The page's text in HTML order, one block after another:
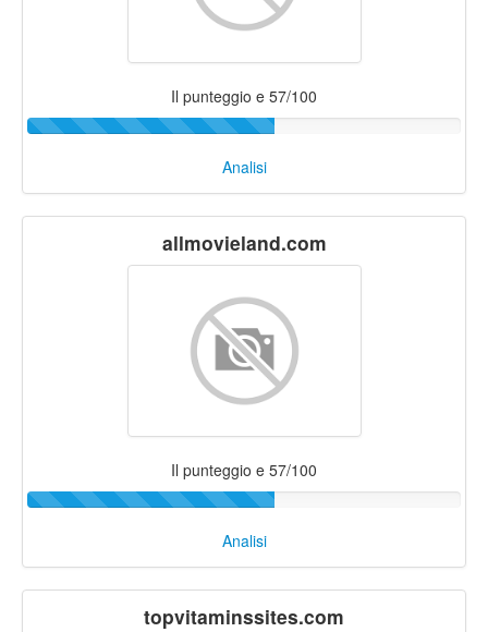
Il punteggio e 57/100
Analisi
allmovieland.com
Il punteggio e 57/100
Analisi
topvitaminssites.com